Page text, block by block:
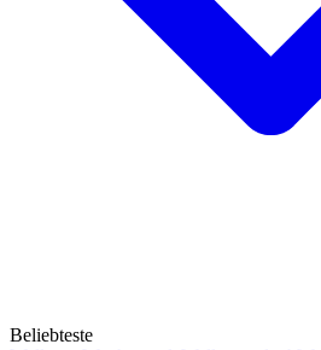
Beliebteste